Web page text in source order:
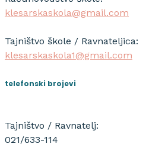
klesarskaskola@gmail.com
Tajništvo škole / Ravnateljica:
klesarskaskola1@gmail.com
telefonski brojevi
Tajništvo / Ravnatelj:
021/633-114